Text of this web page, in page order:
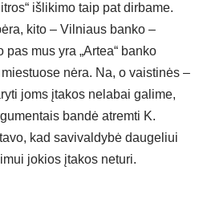
išlikimo taip pat dirbame.
kito – Vilniaus banko –
mus yra „Artea“ banko
nėra. Na, o vaistinės –
joms įtakos nelabai galime,
bandė atremti K.
kad savivaldybė daugeliui
jokios įtakos neturi.